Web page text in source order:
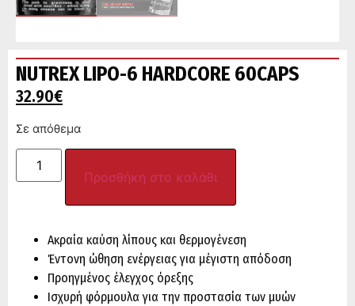
NUTREX LIPO-6 HARDCORE 60CAPS
32.90€
Σε απόθεμα
Προσθήκη στο καλάθι
Ακραία καύση λίπους και θερμογένεση
Έντονη ώθηση ενέργειας για μέγιστη απόδοση
Προηγμένος έλεγχος όρεξης
Ισχυρή φόρμουλα για την προστασία των μυών